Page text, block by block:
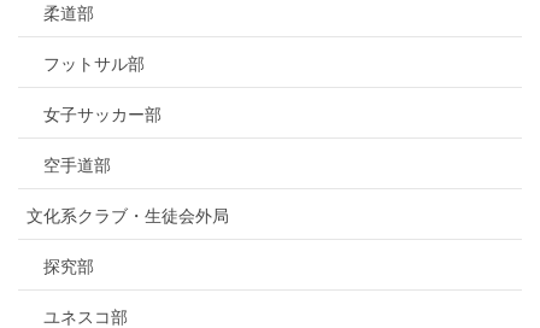
柔道部
フットサル部
女子サッカー部
空手道部
文化系クラブ・生徒会外局
探究部
ユネスコ部